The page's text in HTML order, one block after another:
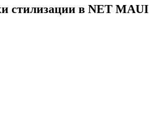
стилизации в NET MAUI